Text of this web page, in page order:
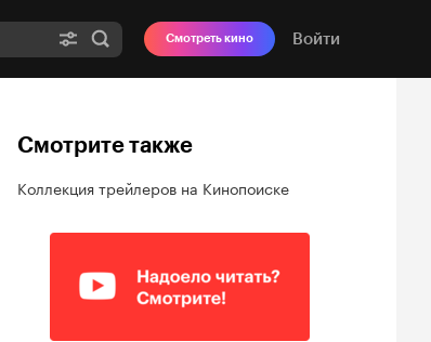
Смотреть кино Войти
Смотрите также
Коллекция трейлеров на Кинопоиске